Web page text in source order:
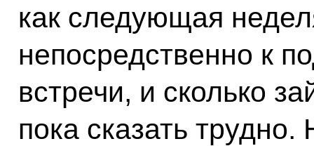
как следующая
непосредственно к
встречи, и сколько
пока сказать